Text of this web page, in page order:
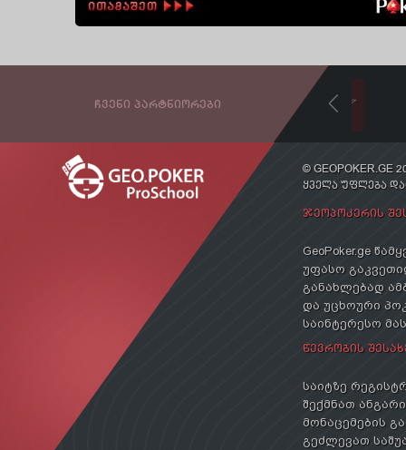
ᲩᲕᲔᲜᲘ ᲞᲐᲠᲢᲜᲘᲝᲠᲔᲑᲘ
© GEOPOKER.GE
ᲧᲕᲔᲚᲐ ᲣᲤᲚᲔᲑᲐ
ᲯᲔᲝᲞᲝᲙᲔᲠᲘᲡ
GeoPoker.ge
უფასო
განახლებად
და უცხოური
საინტერესო
ᲬᲔᲕᲠᲝᲑᲘᲡ
საიტზე
შექმნათ
მონაცემების
გეძლევათ